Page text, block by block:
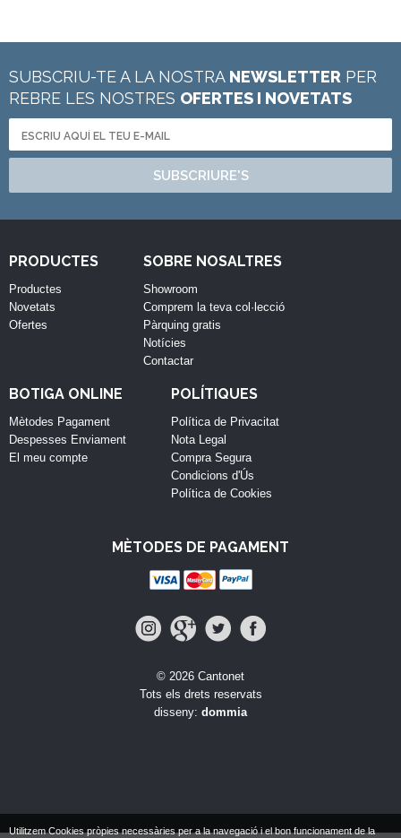
SUBSCRIU-TE A LA NOSTRA NEWSLETTER PER
REBRE LES NOSTRES OFERTES I NOVETATS
SUBSCRIURE'S
PRODUCTES
Productes
Novetats
Ofertes
SOBRE NOSALTRES
Showroom
Comprem la teva col·lecció
Pàrquing gratis
Notícies
Contactar
BOTIGA ONLINE
Mètodes Pagament
Despesses Enviament
El meu compte
POLÍTIQUES
Política de Privacitat
Nota Legal
Compra Segura
Condicions d'Ús
Política de Cookies
MÈTODES DE PAGAMENT
© 2026 Cantonet
Tots els drets reservats
disseny: dommia
Utilitzem Cookies pròpies necessàries per a la navegació i el bon funcionament de la